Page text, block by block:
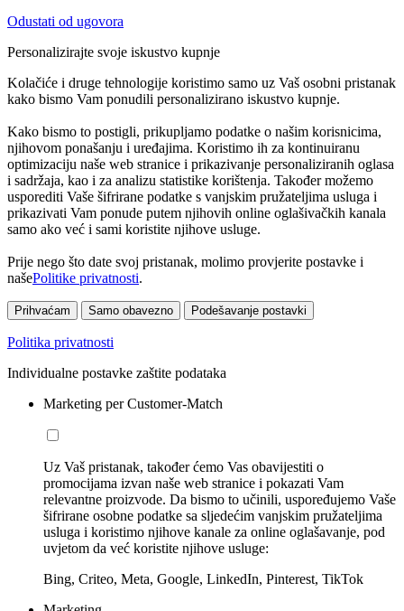
Odustati od ugovora
Personalizirajte svoje iskustvo kupnje
Kolačiće i druge tehnologije koristimo samo uz Vaš osobni pristanak
kako bismo Vam ponudili personalizirano iskustvo kupnje.
Kako bismo to postigli, prikupljamo podatke o našim korisnicima,
njihovom ponašanju i uređajima. Koristimo ih za kontinuiranu
optimizaciju naše web stranice i prikazivanje personaliziranih oglasa
i sadržaja, kao i za analizu statistike korištenja. Također možemo
usporediti Vaše šifrirane podatke s vanjskim pružateljima usluga i
prikazivati Vam ponude putem njihovih online oglašivačkih kanala
samo ako već i sami koristite njihove usluge.
Prije nego što date svoj pristanak, molimo provjerite postavke i
našePolitike privatnosti.
Prihvaćam Samo obavezno Podešavanje postavki
Politika privatnosti
Individualne postavke zaštite podataka
Marketing per Customer-Match
Uz Vaš pristanak, također ćemo Vas obavijestiti o
promocijama izvan naše web stranice i pokazati Vam
relevantne proizvode. Da bismo to učinili, uspoređujemo Vaše
šifrirane osobne podatke sa sljedećim vanjskim pružateljima
usluga i koristimo njihove kanale za online oglašavanje, pod
uvjetom da već koristite njihove usluge:
Bing, Criteo, Meta, Google, LinkedIn, Pinterest, TikTok